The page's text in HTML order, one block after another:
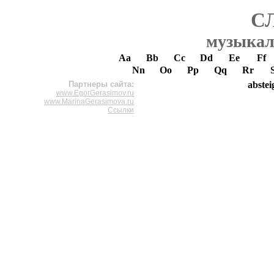
Aa Bb Cc Dd Ee
Ff
Nn
Oo Pp Qq Rr
Партнеры сайта:
www.EgorGerasimov.ru
www.MarinaGerasimova.ru
Ссылки